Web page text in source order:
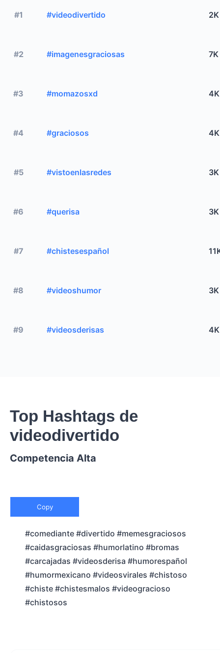
#1 #videodivertido 2K
#2 #imagenesgraciosas 7K
#3 #momazosxd 4K
#4 #graciosos 4K
#5 #vistoenlasredes 3K
#6 #querisa 3K
#7 #chistesespañol
#8 #videoshumor 3K
#9 #videosderisas 4K
Top Hashtags de
videodivertido
Competencia Alta
Copy
#comediante #divertido #memesgraciosos
#caidasgraciosas #humorlatino #bromas
#carcajadas #videosderisa #humorespañol
#humormexicano #videosvirales #chistoso
#chiste #chistesmalos #videogracioso
#chistosos